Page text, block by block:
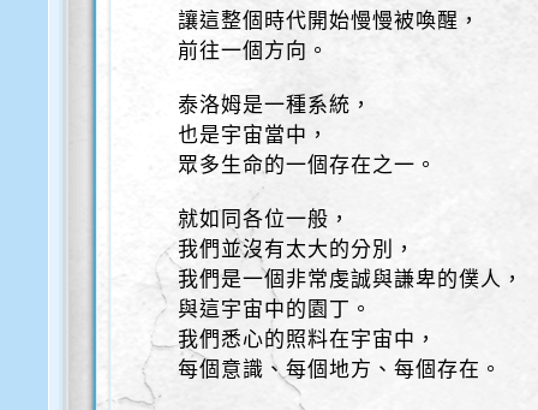
讓這整個時代開始慢慢被喚醒，
前往一個方向。
泰洛姆是一種系統，
也是宇宙當中，
眾多生命的一個存在之一。
就如同各位一般，
我們並沒有太大的分別，
我們是一個非常虔誠與謙卑的僕人，
與這宇宙中的園丁。
我們悉心的照料在宇宙中，
每個意識、每個地方、每個存在。